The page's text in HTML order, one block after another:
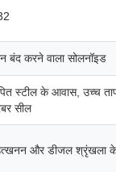
बंद करने वाला सोलनॉइड
स्टील के आवास, उच्च
सील
उत्खनन और डीजल श्रृंखला